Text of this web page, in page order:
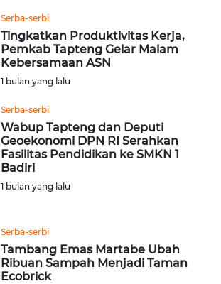
Serba-serbi
Tingkatkan Produktivitas Kerja,
Pemkab Tapteng Gelar Malam
Kebersamaan ASN
1 bulan yang lalu
Serba-serbi
Wabup Tapteng dan Deputi
Geoekonomi DPN RI Serahkan
Fasilitas Pendidikan ke SMKN 1
Badiri
1 bulan yang lalu
Serba-serbi
Tambang Emas Martabe Ubah
Ribuan Sampah Menjadi Taman
Ecobrick